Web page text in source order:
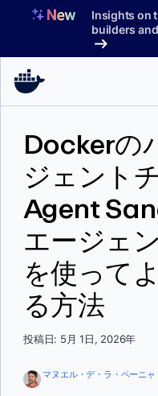
へ
Insights on
builders
ブログ
ドキュメント
索
Dockerの
ジェント
Agent
エージェ
を使って
る方法
投稿日: 5月 1日, 2026年
マヌエル・デ・ラ・ペーニャ